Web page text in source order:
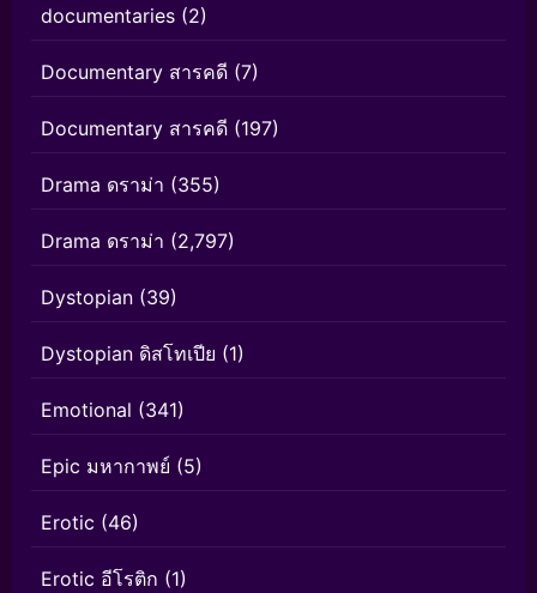
documentaries (2)
Documentary สารคดี (7)
Documentary สารคดี (197)
Drama ดราม่า (355)
Drama ดราม่า (2,797)
Dystopian (39)
Dystopian ดิสโทเปีย (1)
Emotional (341)
Epic มหากาพย์ (5)
Erotic (46)
Erotic อีโรติก (1)